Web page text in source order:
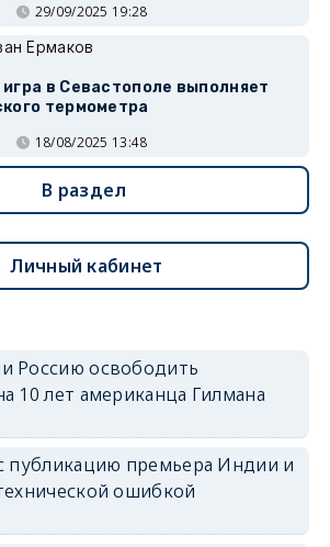
29/09/2025 19:28
Ермаков
в Севастополе выполняет
термометра
18/08/2025 13:48
В раздел
Личный кабинет
Россию освободить
10 лет американца Гилмана
публикацию премьера Индии и
ошибкой